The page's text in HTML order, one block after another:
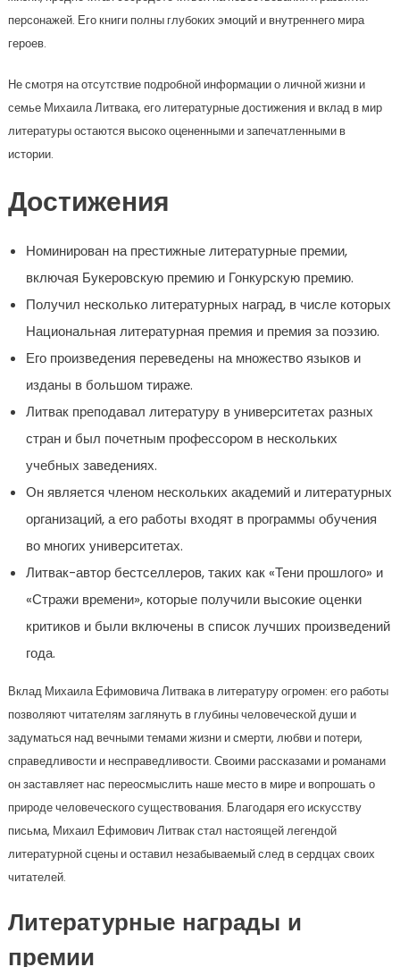
персонажей. Его книги полны глубоких эмоций и внутреннего мира
героев.
Не смотря на отсутствие подробной информации о личной жизни и
семье Михаила Литвака, его литературные достижения и вклад в мир
литературы остаются высоко оцененными и запечатленными в
истории.
Достижения
Номинирован на престижные литературные премии,
включая Букеровскую премию и Гонкурскую премию.
Получил несколько литературных наград, в числе которых
Национальная литературная премия и премия за поэзию.
Его произведения переведены на множество языков и
изданы в большом тираже.
Литвак преподавал литературу в университетах разных
стран и был почетным профессором в нескольких
учебных заведениях.
Он является членом нескольких академий и литературных
организаций, а его работы входят в программы обучения
во многих университетах.
Литвак-автор бестселлеров, таких как «Тени прошлого» и
«Стражи времени», которые получили высокие оценки
критиков и были включены в список лучших произведений
года.
Вклад Михаила Ефимовича Литвака в литературу огромен: его работы
позволяют читателям заглянуть в глубины человеческой души и
задуматься над вечными темами жизни и смерти, любви и потери,
справедливости и несправедливости. Своими рассказами и романами
он заставляет нас переосмыслить наше место в мире и вопрошать о
природе человеческого существования. Благодаря его искусству
письма, Михаил Ефимович Литвак стал настоящей легендой
литературной сцены и оставил незабываемый след в сердцах своих
читателей.
Литературные награды и
премии